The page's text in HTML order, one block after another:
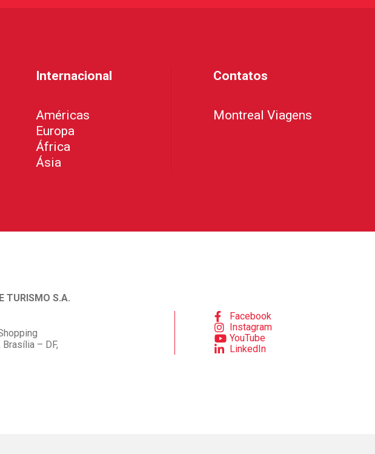
Internacional
Américas
Europa
África
Ásia
Contatos
Montreal Viagens
TURISMO S.A.
Brasília – DF,
Facebook
Instagram
YouTube
LinkedIn